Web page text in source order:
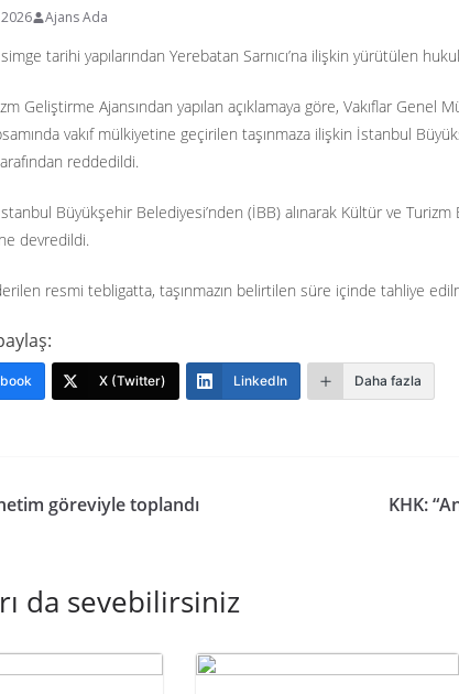
Ajans Ada
tarihi yapılarından Yerebatan Sarnıcı’na ilişkin yürütülen
Geliştirme Ajansından yapılan açıklamaya göre, Vakıflar Genel
vakıf mülkiyetine geçirilen taşınmaza ilişkin İstanbul
reddedildi.
Büyükşehir Belediyesi’nden (İBB) alınarak Kültür ve Turizm
devredildi.
resmi tebligatta, taşınmazın belirtilen süre içinde tahliye
X (Twitter) LinkedIn Daha fazla
göreviyle toplandı
KHK:
da sevebilirsiniz